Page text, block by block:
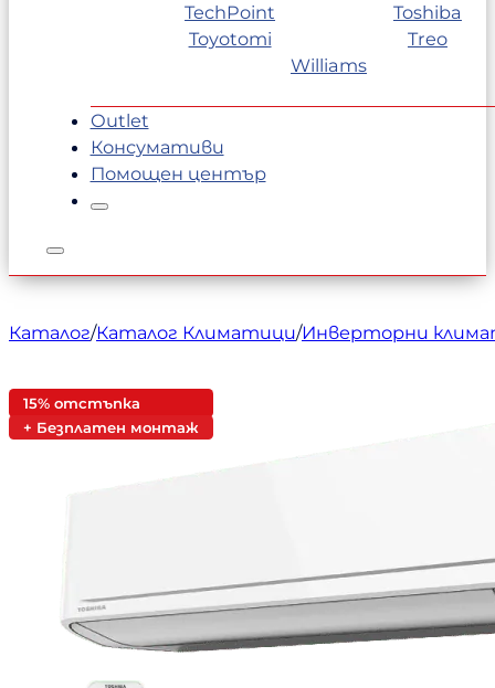
TechPoint
Toshiba
Toyotomi
Treo
Williams
Outlet
Консумативи
Помощен център
Каталог/Каталог Климатици/Инверторни
15% отстъпка
+ Безплатен монтаж